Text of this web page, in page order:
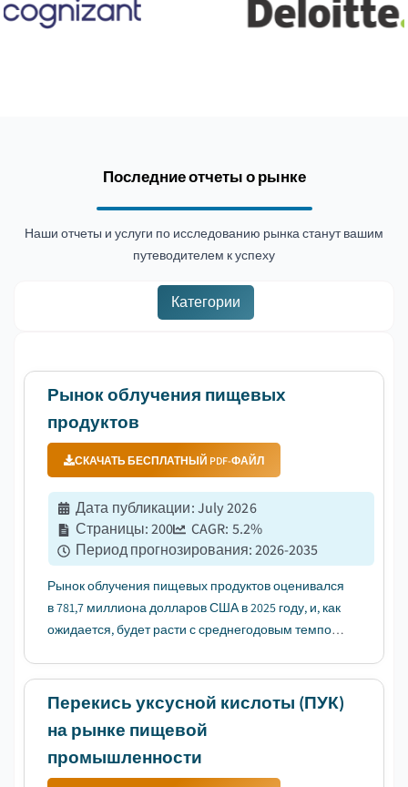
Последние отчеты о рынке
Наши отчеты и услуги по исследованию рынка станут вашим
путеводителем к успеху
Категории
Рынок облучения пищевых
продуктов
СКАЧАТЬ БЕСПЛАТНЫЙ PDF-ФАЙЛ
Дата публикации:July 2026
Страницы:200 CAGR: 5.2%
Период прогнозирования:2026-2035
Рынок облучения пищевых продуктов оценивался
в 781,7 миллиона долларов США в 2025 году, и, как
ожидается, будет расти с среднегодовым темпом
безопасности пищевых продуктов....
Перекись уксусной кислоты (ПУК)
на рынке пищевой
промышленности